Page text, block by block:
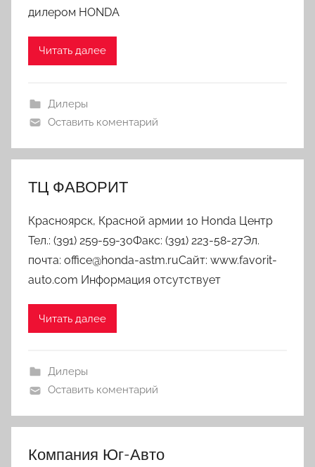
дилером HONDA
Читать далее
Дилеры
Оставить коментарий
ТЦ ФАВОРИТ
Красноярск, Красной армии 10 Honda Центр
Тел.: (391) 259-59-30Факс: (391) 223-58-27Эл.
почта: office@honda-astm.ruСайт: www.favorit-
auto.com Информация отсутствует
Читать далее
Дилеры
Оставить коментарий
Компания Юг-Авто